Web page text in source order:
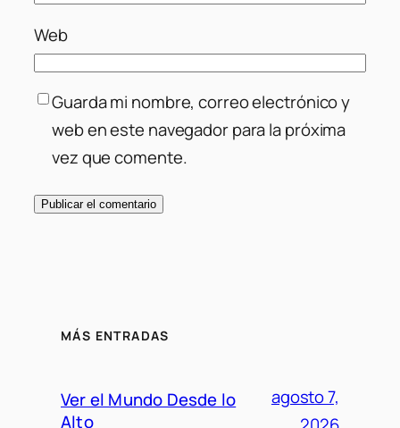
Web
Guarda mi nombre, correo electrónico y
web en este navegador para la próxima
vez que comente.
MÁS ENTRADAS
Ver el Mundo Desde lo
Alto
agosto 7,